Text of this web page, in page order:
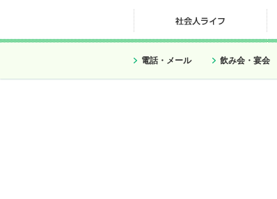
電話・メール 飲み会・宴会